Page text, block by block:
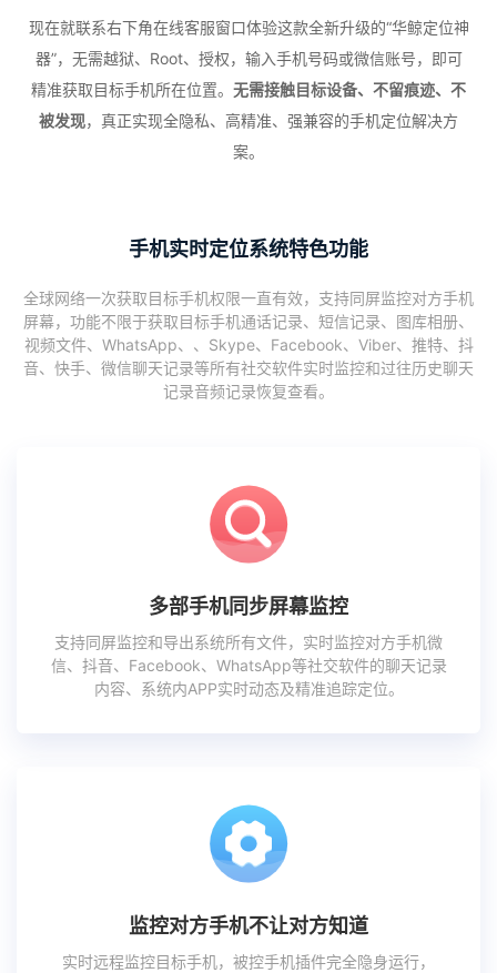
现在就联系右下角在线客服窗口体验这款全新升级的“华鲸定位神
器”，无需越狱、Root、授权，输入手机号码或微信账号，即可
精准获取目标手机所在位置。 无需接触目标设备、不留痕迹、不
被发现，真正实现全隐私、高精准、强兼容的手机定位解决方
案。
手机实时定位系统特色功能
全球网络一次获取目标手机权限一直有效，支持同屏监控对方手机
屏幕，功能不限于获取目标手机通话记录、短信记录、图库相册、
视频文件、WhatsApp、、Skype、Facebook、Viber、推特、抖
音、快手、微信聊天记录等所有社交软件实时监控和过往历史聊天
记录音频记录恢复查看。
多部手机同步屏幕监控
支持同屏监控和导出系统所有文件，实时监控对方手机微
信、抖音、Facebook、WhatsApp等社交软件的聊天记录
内容、系统内APP实时动态及精准追踪定位。
监控对方手机不让对方知道
实时远程监控目标手机，被控手机插件完全隐身运行，